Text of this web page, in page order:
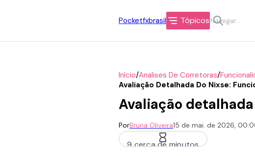
Pocketfxbrasil Tópicos
Início/Analises De Corretoras/
Avaliação Detalhada Do Nixse:
Avaliação
PorBruna Oliveira15 de mai. de 2026,
9 cerca de minutos